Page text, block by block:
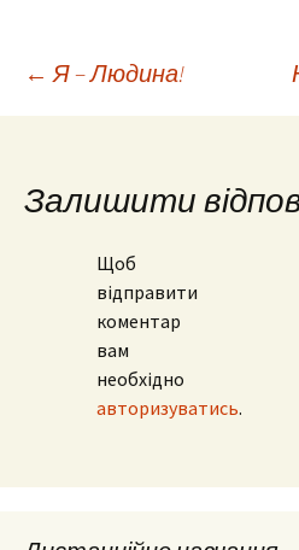
Навігація
запису
← Я – Людина!
Залишити
Щоб
відправити
коментар
вам
необхідно
авторизуватись.